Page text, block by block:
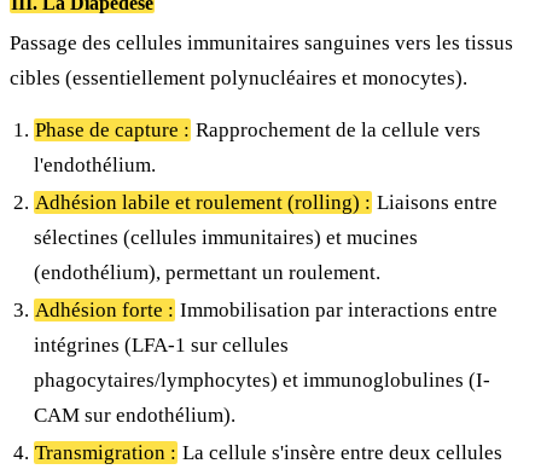
Passage des cellules immunitaires sanguines vers les tissus
cibles (essentiellement polynucléaires et monocytes).
Phase de capture : Rapprochement de la cellule vers
l'endothélium.
Adhésion labile et roulement (rolling) : Liaisons entre
sélectines (cellules immunitaires) et mucines
(endothélium), permettant un roulement.
Adhésion forte : Immobilisation par interactions entre
intégrines (LFA-1 sur cellules
phagocytaires/lymphocytes) et immunoglobulines (I-
CAM sur endothélium).
Transmigration : La cellule s'insère entre deux cellules